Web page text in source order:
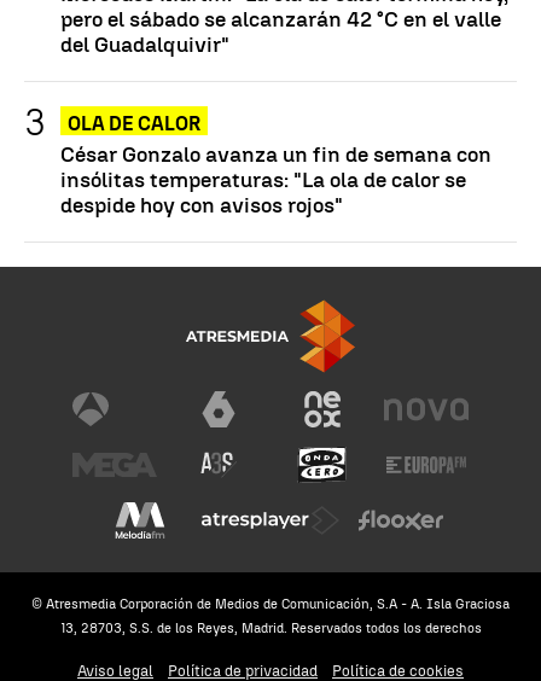
pero el sábado se alcanzarán 42 °C en el valle
del Guadalquivir"
OLA DE CALOR
César Gonzalo avanza un fin de semana con
insólitas temperaturas: "La ola de calor se
despide hoy con avisos rojos"
© Atresmedia Corporación de Medios de Comunicación, S.A - A. Isla Graciosa
13, 28703, S.S. de los Reyes, Madrid. Reservados todos los derechos
Aviso legal Política de privacidad Política de cookies